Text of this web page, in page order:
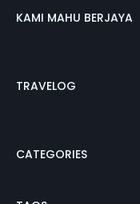
KAMI MAHU BERJAYA
TRAVELOG
CATEGORIES